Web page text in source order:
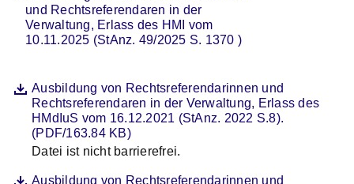
und Rechtsreferendaren in der
Verwaltung, Erlass des HMI vom
10.11.2025 (StAnz. 49/2025 S. 1370 )
DateiAusbildung von Rechtsreferendarinnen und
Rechtsreferendaren in der Verwaltung, Erlass des
HMdIuS vom 16.12.2021 (StAnz. 2022 S.8).
(PDF/163.84 KB)
Öffnet sich in einem neuen Fenster
Beschreibung
Datei ist nicht barrierefrei.
DateiAusbildung von Rechtsreferendarinnen und
Öffnet sich in einem neuen Fenster